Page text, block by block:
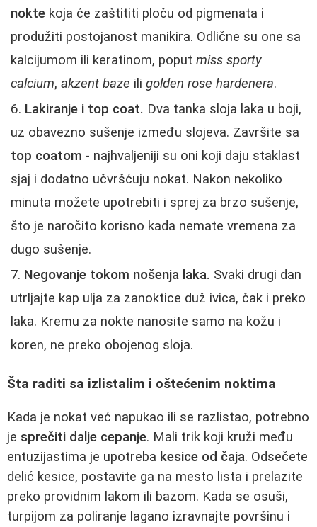
nokte koja će zaštititi ploču od pigmenata i
produžiti postojanost manikira. Odlične su one sa
kalcijumom ili keratinom, poput miss sporty
calcium, akzent baze ili golden rose hardenera.
Lakiranje i top coat. Dva tanka sloja laka u boji,
uz obavezno sušenje između slojeva. Završite sa
top coatom - najhvaljeniji su oni koji daju staklast
sjaj i dodatno učvršćuju nokat. Nakon nekoliko
minuta možete upotrebiti i sprej za brzo sušenje,
što je naročito korisno kada nemate vremena za
dugo sušenje.
Negovanje tokom nošenja laka. Svaki drugi dan
utrljajte kap ulja za zanoktice duž ivica, čak i preko
laka. Kremu za nokte nanosite samo na kožu i
koren, ne preko obojenog sloja.
Šta raditi sa izlistalim i oštećenim noktima
Kada je nokat već napukao ili se razlistao, potrebno
je sprečiti dalje cepanje. Mali trik koji kruži među
entuzijastima je upotreba kesice od čaja. Odsečete
delić kesice, postavite ga na mesto lista i prelazite
preko providnim lakom ili bazom. Kada se osuši,
turpijom za poliranje lagano izravnajte površinu i